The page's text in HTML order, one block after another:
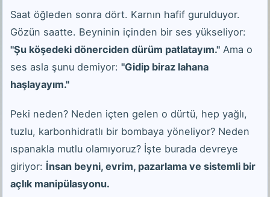
Saat öğleden sonra dört. Karnın hafif gurulduyor.
Gözün saatte. Beyninin içinden bir ses yükseliyor:
"Şu köşedeki dönerciden dürüm patlatayım." Ama o
ses asla şunu demiyor: "Gidip biraz lahana
haşlayayım."
Peki neden? Neden içten gelen o dürtü, hep yağlı,
tuzlu, karbonhidratlı bir bombaya yöneliyor? Neden
ıspanakla mutlu olamıyoruz? İşte burada devreye
giriyor: İnsan beyni, evrim, pazarlama ve sistemli bir
açlık manipülasyonu.